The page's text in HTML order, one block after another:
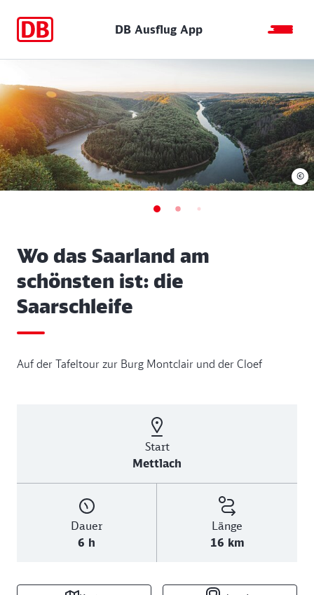
DB Ausflug App
Wo das Saarland am
schönsten ist: die
Saarschleife
Auf der Tafeltour zur Burg Montclair und der Cloef
Start
Mettlach
Dauer
6 h
Länge
16 km
©